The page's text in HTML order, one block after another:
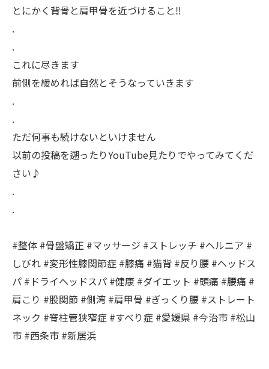
とにかく背骨と肩甲骨を近づけること‼️
.
.
これに尽きます
前側を緩めれば自然とそうなっていきます
.
.
ただ何事も続けないといけません
以前の投稿を遡ったりYouTube見たりでやってみてくだ
さい♪
.
.
#整体 #骨盤矯正 #マッサージ #ストレッチ #ヘルニア #
しびれ #変形性膝関節症 #膝痛 #猫背 #反り腰 #ヘッドス
パ #ドライヘッドスパ #健康 #ダイエット #頭痛 #腰痛 #
肩こり #股関節 #側湾 #肩甲骨 #ぎっくり腰 #ストレート
ネック #脊柱管狭窄症 #すべり症 #愛媛県 #今治市 #松山
市 #西条市 #新居浜